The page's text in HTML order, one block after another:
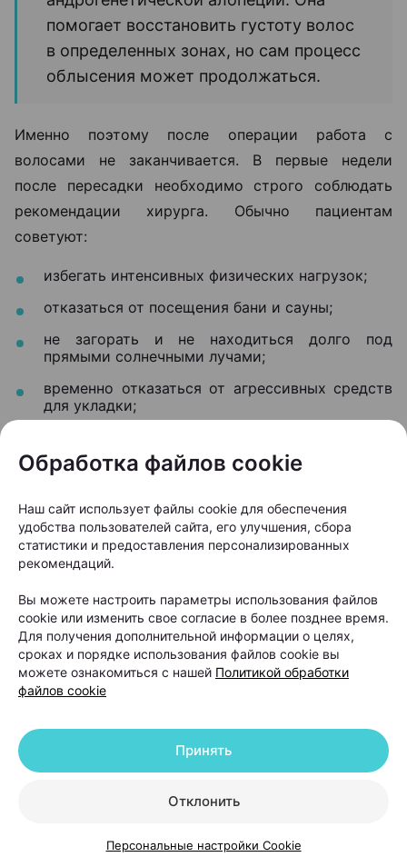
помогает восстановить густоту волос
в определенных зонах, но сам процесс
облысения может продолжаться.
Именно поэтому после операции работа с
волосами не заканчивается. В первые недели
после пересадки необходимо строго соблюдать
рекомендации хирурга. Обычно пациентам
советуют:
избегать интенсивных физических нагрузок;
отказаться от посещения бани и сауны;
не загорать и не находиться долго под
прямыми солнечными лучами;
временно отказаться от агрессивных средств
для укладки;
Отдельное внимание уделяется восстановлению
кожи головы и приживлению пересаженных
фолликулов. Для этого в программы реабилитации
нередко включают плазмотерапию и светолечение.
«Светолечение и плазмотерапия
назначаются в программах
восстановления после пересадки
волос и способствуют более
укрепляют волосяные фолликулы и
Обработка файлов cookie
Наш сайт использует файлы cookie для обеспечения
удобства пользователей сайта, его улучшения, сбора
статистики и предоставления персонализированных
рекомендаций.
Вы можете настроить параметры использования файлов
cookie или изменить свое согласие в более позднее время.
Для получения дополнительной информации о целях,
сроках и порядке использования файлов cookie вы
можете ознакомиться с нашей Политикой обработки
файлов cookie
Отклонить
Принять
Персональные настройки Cookie